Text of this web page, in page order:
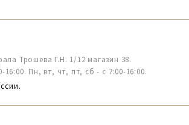
Трошева Г.Н. 1/12 магазин 38.
16:00. Пн, вт, чт, пт, сб - с 7:00-16:00.